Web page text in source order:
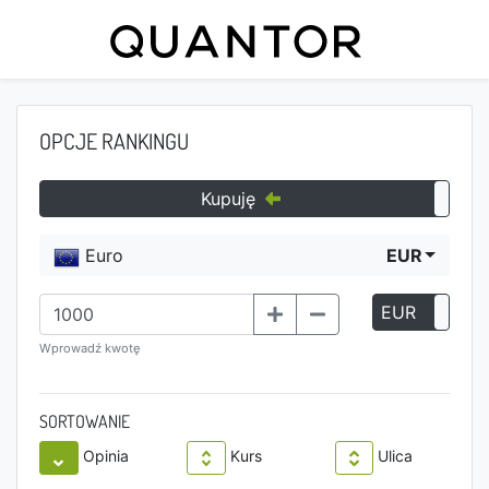
OPCJE RANKINGU
Kupuję
Euro EUR
Wprowadź kwotę
EUR
SORTOWANIE
Opinia Kurs Ulica